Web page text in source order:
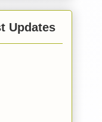
Updates